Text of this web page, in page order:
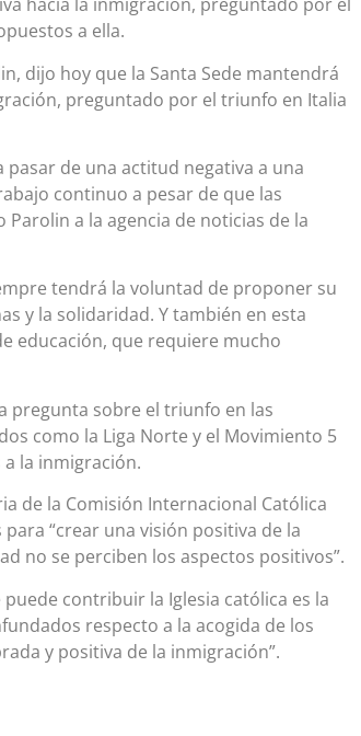
a ella.
dijo hoy que la Santa Sede mantendrá
preguntado por el triunfo en Italia
de una actitud negativa a una
continuo a pesar de que las
a la agencia de noticias de la
tendrá la voluntad de proponer su
y la solidaridad. Y también en esta
educación, que requiere mucho
pregunta sobre el triunfo en las
como la Liga Norte y el Movimiento 5
la inmigración.
de la Comisión Internacional Católica
“crear una visión positiva de la
no se perciben los aspectos positivos”.
contribuir la Iglesia católica es la
respecto a la acogida de los
y positiva de la inmigración”.